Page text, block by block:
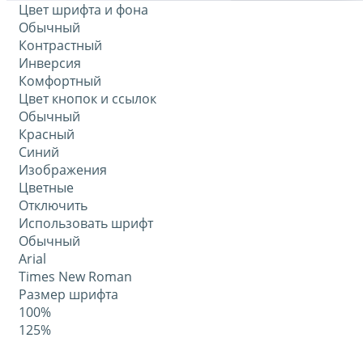
Цвет шрифта и фона
Обычный
Контрастный
Инверсия
Комфортный
Цвет кнопок и ссылок
Обычный
Красный
Синий
Изображения
Цветные
Отключить
Использовать шрифт
Обычный
Arial
Times New Roman
Размер шрифта
100%
125%